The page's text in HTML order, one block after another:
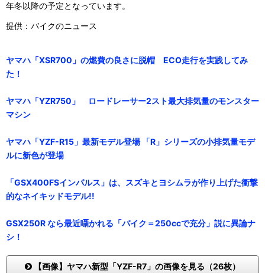
年冬以降の予定となっています。
提供：バイクのニュース
ヤマハ「XSR700」の燃費の良さに脱帽 ECO走行を実践してみ
た！
ヤマハ「YZR750」 ロードレーサー2スト最大排気量のモンスター
マシン
ヤマハ「YZF-R15」最新モデル登場 「R」シリーズの小排気量モデ
ルに新色が登場
「GSX400FSインパルス」は、スズキとヨシムラが作り上げた衝撃
的なネイキッドモデル!!
GSX250R なら最近囁かれる「バイク＝250ccで充分」説に異論ナ
シ！
【画像】ヤマハ新型「YZF-R7」の画像を見る（26枚）